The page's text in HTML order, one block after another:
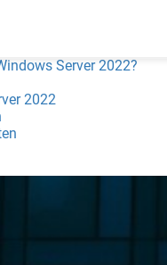
Server 2022?
2022